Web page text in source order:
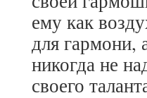
ему как
для гармони,
никогда не
своего